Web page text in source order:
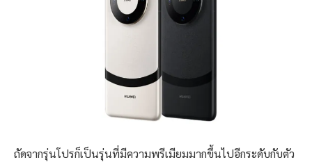
ถัดจากรุ่นโปรก็เป็นรุ่นที่มีความพรีเมียมมากขึ้นไปอีกระดับกับตัว